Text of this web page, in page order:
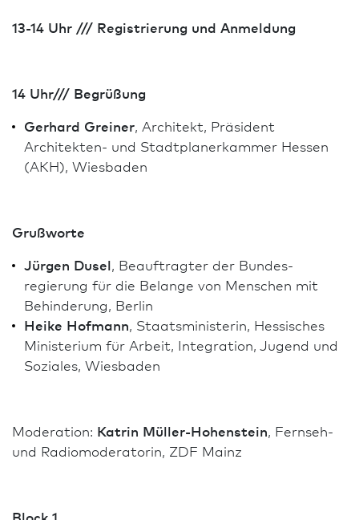
13-14 Uhr /// Registrierung und Anmeldung
14 Uhr/// Begrüßung
Gerhard Greiner, Architekt, Präsident
Architekten- und Stadt­planer­kammer Hessen
(AKH), Wies­ba­den
Grußworte
Jürgen Dusel, Beauftragter der Bundes­
regierung für die Belange von Menschen mit
Behinderung, Berlin
Heike Hofmann, Staatsministerin, Hessisches
Ministerium für Arbeit, Integration, Jugend und
Soziales, Wies­ba­den
Moderation: Katrin Müller-Hohenstein, Fernseh-
und Radiomoderatorin, ZDF Mainz